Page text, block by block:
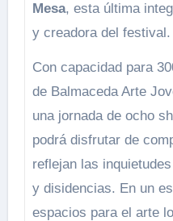
Mesa, esta última
y creadora del festival.
Con capacidad para
de Balmaceda Arte
una jornada de ocho
podrá disfrutar de
reflejan las
y disidencias. En un
espacios para el arte